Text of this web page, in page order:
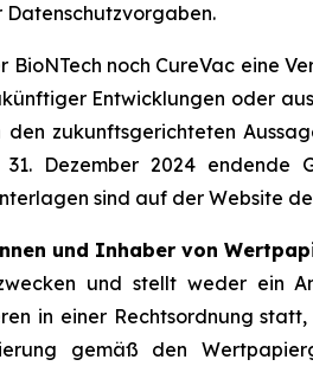
noch CureVac eine
Entwicklungen oder
zukunftsgerichteten
Dezember 2024 endende
sind auf der Website
und Inhaber von
und stellt weder
in einer Rechtsordnung
gemäß den